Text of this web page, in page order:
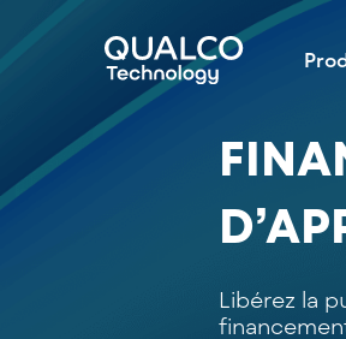
Libérez la